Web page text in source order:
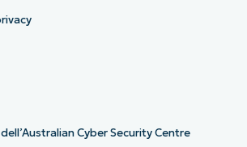
Cyber Security Centre